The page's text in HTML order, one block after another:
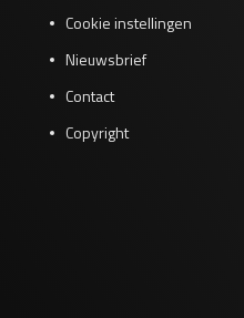
Cookie instellingen
Nieuwsbrief
Contact
Copyright